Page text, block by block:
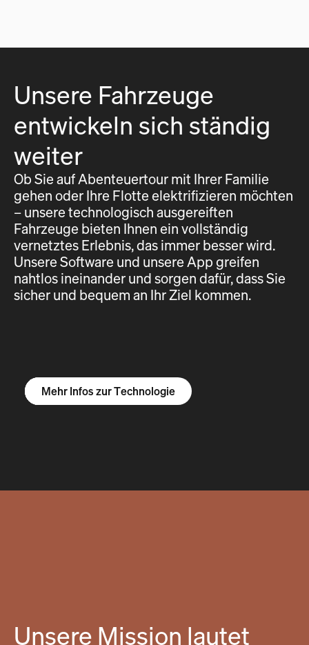
Unsere Fahrzeuge
entwickeln sich ständig
weiter
Ob Sie auf Abenteuertour mit Ihrer Familie
gehen oder Ihre Flotte elektrifizieren möchten
– unsere technologisch ausgereiften
Fahrzeuge bieten Ihnen ein vollständig
vernetztes Erlebnis, das immer besser wird.
Unsere Software und unsere App greifen
nahtlos ineinander und sorgen dafür, dass Sie
sicher und bequem an Ihr Ziel kommen.
Mehr Infos zum R1S
Mehr Infos zum R1T
Mehr Infos zu Vans
Mehr Infos zur Technologie
Unsere Mission lautet